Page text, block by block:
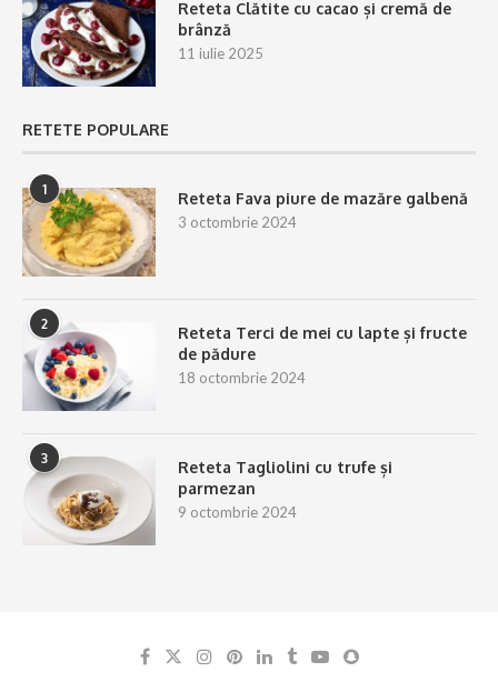
Reteta Clătite cu cacao și cremă de
brânză
11 iulie 2025
RETETE POPULARE
1
Reteta Fava piure de mazăre galbenă
3 octombrie 2024
2
Reteta Terci de mei cu lapte și fructe
de pădure
18 octombrie 2024
3
Reteta Tagliolini cu trufe și
parmezan
9 octombrie 2024